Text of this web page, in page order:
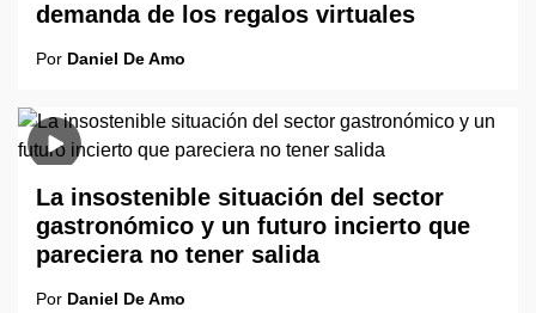
demanda de los regalos virtuales
Por Daniel De Amo
La insostenible situación del sector
gastronómico y un futuro incierto que
pareciera no tener salida
Por Daniel De Amo